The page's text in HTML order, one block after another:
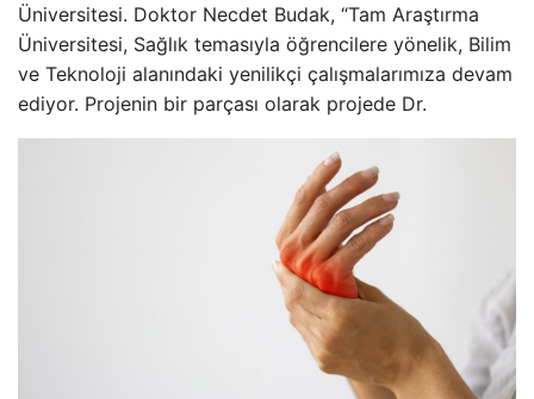
Üniversitesi. Doktor Necdet Budak, “Tam Araştırma
Üniversitesi, Sağlık temasıyla öğrencilere yönelik, Bilim
ve Teknoloji alanındaki yenilikçi çalışmalarımıza devam
ediyor. Projenin bir parçası olarak projede Dr.